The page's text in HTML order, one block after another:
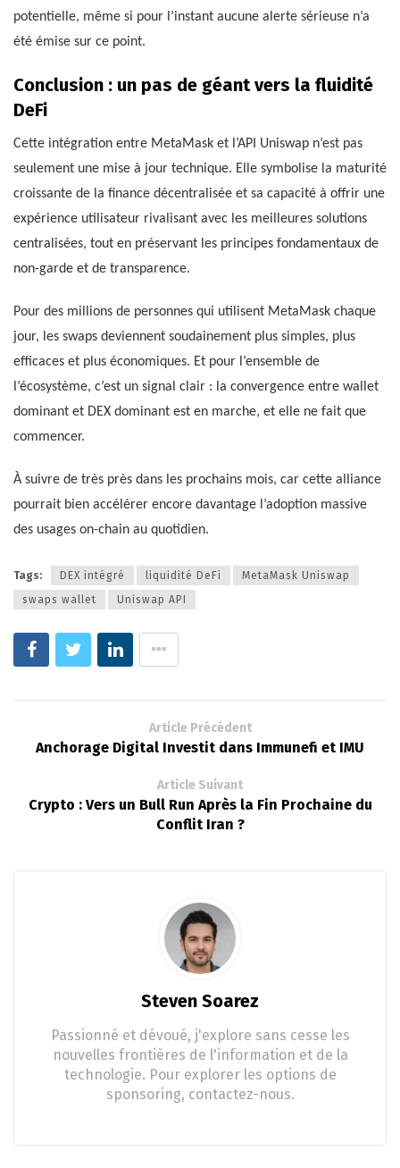
potentielle, même si pour l’instant aucune alerte sérieuse n’a
été émise sur ce point.
Conclusion : un pas de géant vers la fluidité
DeFi
Cette intégration entre MetaMask et l’API Uniswap n’est pas
seulement une mise à jour technique. Elle symbolise la maturité
croissante de la finance décentralisée et sa capacité à offrir une
expérience utilisateur rivalisant avec les meilleures solutions
centralisées, tout en préservant les principes fondamentaux de
non-garde et de transparence.
Pour des millions de personnes qui utilisent MetaMask chaque
jour, les swaps deviennent soudainement plus simples, plus
efficaces et plus économiques. Et pour l’ensemble de
l’écosystème, c’est un signal clair : la convergence entre wallet
dominant et DEX dominant est en marche, et elle ne fait que
commencer.
À suivre de très près dans les prochains mois, car cette alliance
pourrait bien accélérer encore davantage l’adoption massive
des usages on-chain au quotidien.
Tags: DEX intégré liquidité DeFi
MetaMask Uniswap
swaps wallet
Uniswap API
Article Précédent
Anchorage Digital Investit dans Immunefi et IMU
Article Suivant
Crypto : Vers un Bull Run Après la Fin Prochaine du
Conflit Iran ?
Steven Soarez
Passionné et dévoué, j'explore sans cesse les
nouvelles frontières de l'information et de la
technologie. Pour explorer les options de
sponsoring, contactez-nous.